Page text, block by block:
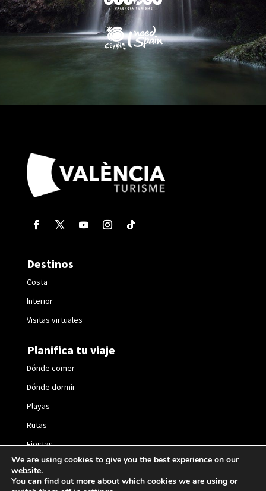
Destinos
Costa
Interior
Visitas virtuales
Planifica tu viaje
Dónde comer
Dónde dormir
Playas
Rutas
Fiestas
We are using cookies to give you the best experience on our
website.
You can find out more about which cookies we are using or